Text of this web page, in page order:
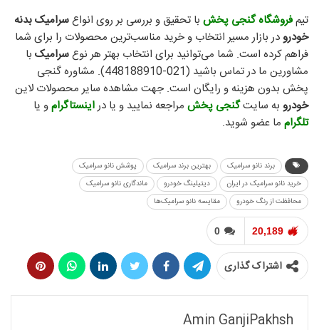
تیمفروشگاه گنجی پخش با تحقیق و بررسی بر روی انواعسرامیک بدنه
خودرودر بازار مسیر انتخاب و خرید مناسب‌ترین محصولات را برای شما
فراهم کرده است. شما می‌توانید برای انتخاب بهتر هر نوعسرامیک با
مشاورین ما در تماس باشید (021-448188910). مشاوره گنجی
پخش بدون هزینه و رایگان است. جهت مشاهده سایر محصولات لاین
خودرو به سایتگنجی پخش مراجعه نمایید و یا دراینستاگرامو یا
تلگرام ما عضو شوید.
برند نانو سرامیک بهترین برند سرامیک
پوشش نانو سرامیک
خرید نانو سرامیک در ایران
دیتیلینگ خودرو
ماندگاری نانو سرامیک
محافظت از رنگ خودرو
مقایسه نانو سرامیک‌ها
0 20,189
اشتراک گذاری
Amin GanjiPakhsh